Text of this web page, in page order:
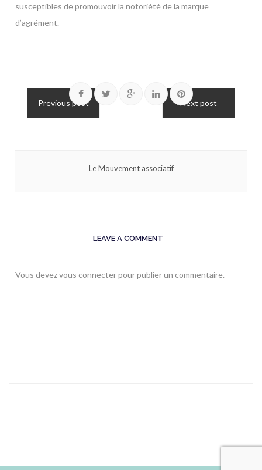
susceptibles de promouvoir la notoriété de la marque
d’agrément.
Previous post Next post
Le Mouvement associatif
LEAVE A COMMENT
Vous devezvous connecterpour publier un commentaire.